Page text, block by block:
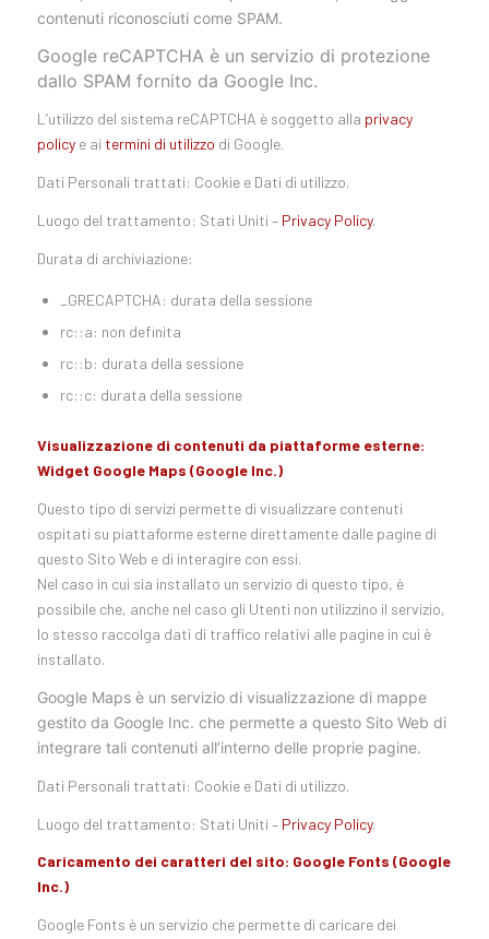
contenuti riconosciuti come SPAM.
Google reCAPTCHA è un servizio di protezione
dallo SPAM fornito da Google Inc.
L’utilizzo del sistema reCAPTCHA è soggetto alla privacy
policye ai termini di utilizzo di Google.
Dati Personali trattati: Cookie e Dati di utilizzo.
Luogo del trattamento: Stati Uniti – Privacy Policy.
Durata di archiviazione:
_GRECAPTCHA: durata della sessione
rc::a: non definita
rc::b: durata della sessione
rc::c: durata della sessione
Visualizzazione di contenuti da piattaforme esterne:
Widget Google Maps (Google Inc.)
Questo tipo di servizi permette di visualizzare contenuti
ospitati su piattaforme esterne direttamente dalle pagine di
questo Sito Web e di interagire con essi.
Nel caso in cui sia installato un servizio di questo tipo, è
possibile che, anche nel caso gli Utenti non utilizzino il servizio,
lo stesso raccolga dati di traffico relativi alle pagine in cui è
installato.
Google Maps è un servizio di visualizzazione di mappe
gestito da Google Inc. che permette a questo Sito Web di
integrare tali contenuti all’interno delle proprie pagine.
Dati Personali trattati: Cookie e Dati di utilizzo.
Luogo del trattamento: Stati Uniti – Privacy Policy.
Caricamento dei caratteri del sito: Google Fonts (Google
Inc.)
Google Fonts è un servizio che permette di caricare dei